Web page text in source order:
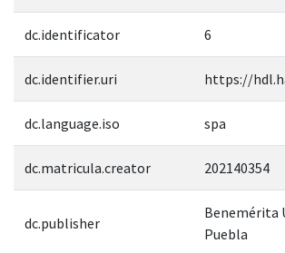
dc.identificator 6
dc.identifier.uri https://
dc.language.iso spa
dc.matricula.creator 202140354
dc.publisher
Benemérita
Puebla